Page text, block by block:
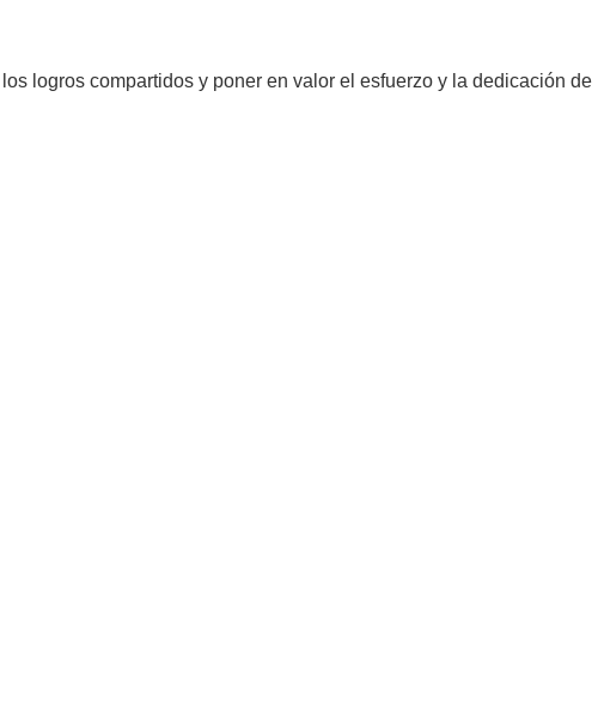
logros compartidos y poner en valor el esfuerzo y la dedicación de